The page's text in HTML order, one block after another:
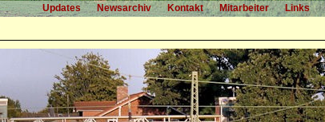
Updates Newsarchiv Kontakt Mitarbeiter Links